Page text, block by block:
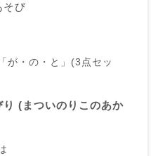
そび
が・の・と」(3点セッ
り (まついのりこのあか